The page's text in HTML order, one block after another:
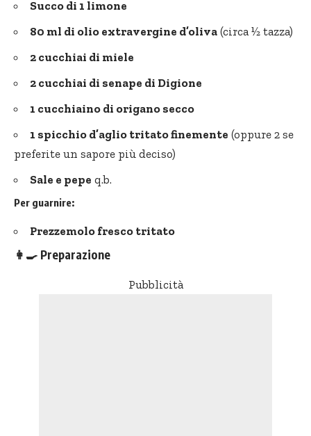
Succo di 1 limone
80 ml di olio extravergine d’oliva (circa ½ tazza)
2 cucchiai di miele
2 cucchiai di senape di Digione
1 cucchiaino di origano secco
1 spicchio d’aglio tritato finemente (oppure 2 se
preferite un sapore più deciso)
Sale e pepe q.b.
Per guarnire:
Prezzemolo fresco tritato
👩‍🍳 Preparazione
Pubblicità